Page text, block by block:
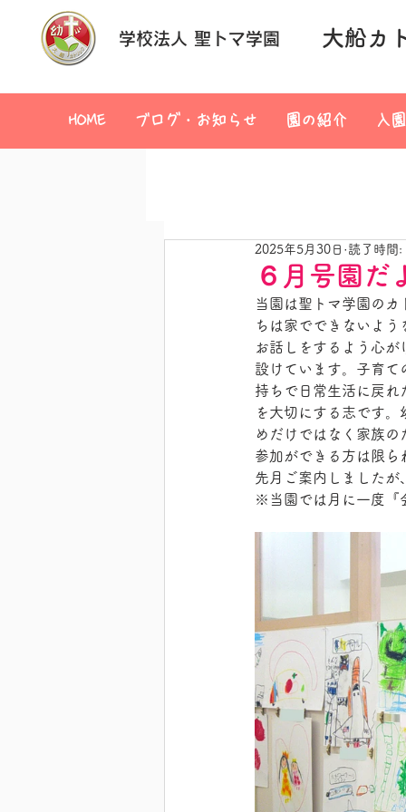
学校法人 聖トマ学園 大船カ
HOME ブログ・お知らせ 園の紹介 入
６月号園だ
2025年5月30日 読了時間:
当園は聖トマ学園の
ちは家でできないよ
お話しをするよう心
設けています。子育て
持ちで日常生活に戻れ
を大切にする志です
めだけではなく家族
参加ができる方は限ら
先月ご案内しましたが
※当園では月に一度『